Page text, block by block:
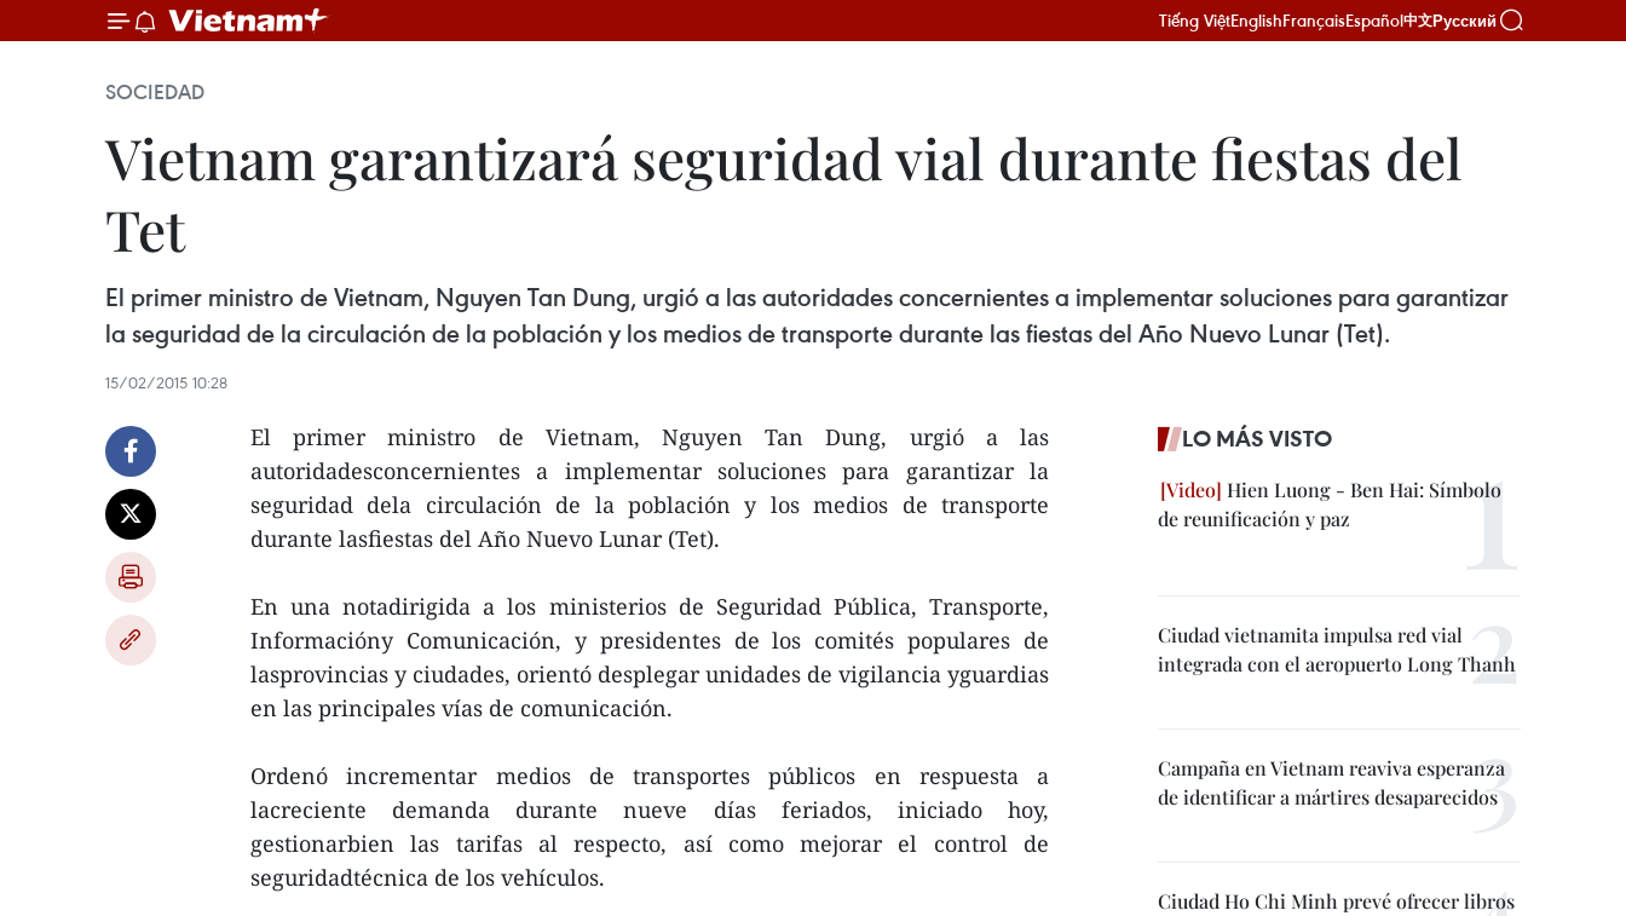
Tiếng ViệtEnglishFrançaisEspañol中文Русский
SOCIEDAD
Vietnam garantizará seguridad vial durante fiestas del
Tet
El primer ministro de Vietnam, Nguyen Tan Dung, urgió a las autoridades concernientes a implementar soluciones para garantizar
la seguridad de la circulación de la población y los medios de transporte durante las fiestas del Año Nuevo Lunar (Tet).
15/02/2015 10:28
El primer ministro de Vietnam, Nguyen Tan Dung, urgió a las
autoridadesconcernientes a implementar soluciones para garantizar la
seguridad dela circulación de la población y los medios de transporte
durante lasfiestas del Año Nuevo Lunar (Tet).
En una notadirigida a los ministerios de Seguridad Pública, Transporte,
Informacióny Comunicación, y presidentes de los comités populares de
lasprovincias y ciudades, orientó desplegar unidades de vigilancia yguardias
en las principales vías de comunicación.
Ordenó incrementar medios de transportes públicos en respuesta a
lacreciente demanda durante nueve días feriados, iniciado hoy,
gestionarbien las tarifas al respecto, así como mejorar el control de
seguridadtécnica de los vehículos.
LO MÁS VISTO
Hien Luong - Ben Hai: Símbolo
de reunificación y paz
Ciudad vietnamita impulsa red vial
integrada con el aeropuerto Long Thanh
Campaña en Vietnam reaviva esperanza
de identificar a mártires desaparecidos
Ciudad Ho Chi Minh prevé ofrecer libros